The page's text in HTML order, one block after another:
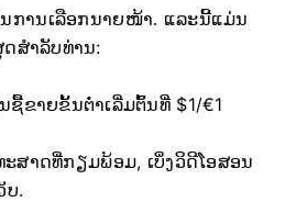
ການເລືອກນາຍໜ້າ. ແລະນີ້ແມ່ນ
ສຳລັບທ່ານ:
ຊື້ຂາຍຂັ້ນຕ່ຳເລີ່ມຕົ້ນທີ່ $1/€1
ສາດທີ່ກຽມພ້ອມ, ເບິ່ງວິດີໂອສອນ
ບ.